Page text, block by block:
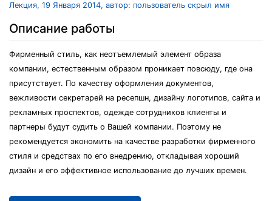
Лекция, 19 Января 2014, автор: пользователь скрыл имя
Описание работы
Фирменный стиль, как неотъемлемый элемент образа
компании, естественным образом проникает повсюду, где она
присутствует. По качеству оформления документов,
вежливости секретарей на ресепшн, дизайну логотипов, сайта и
рекламных проспектов, одежде сотрудников клиенты и
партнеры будут судить о Вашей компании. Поэтому не
рекомендуется экономить на качестве разработки фирменного
стиля и средствах по его внедрению, откладывая хороший
дизайн и его эффективное использование до лучших времен.